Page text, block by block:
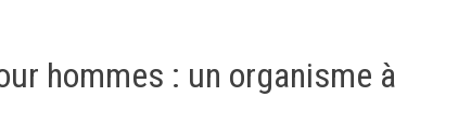
hommes : un organisme à